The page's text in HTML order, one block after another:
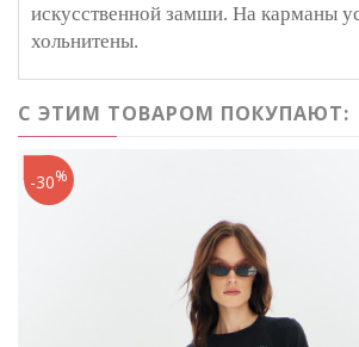
искусственной замши. На карманы
хольнитены.
С ЭТИМ ТОВАРОМ ПОКУПАЮТ:
-30%